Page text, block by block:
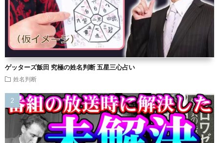
ゲッターズ飯田 究極の姓名判断 五星三心占い
姓名判断